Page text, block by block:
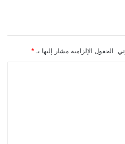
الحقول الإلزامية مشار إليها بـ *